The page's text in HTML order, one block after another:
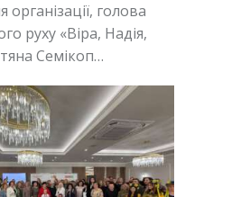
організації, голова
руху «Віра, Надія,
Семікоп…